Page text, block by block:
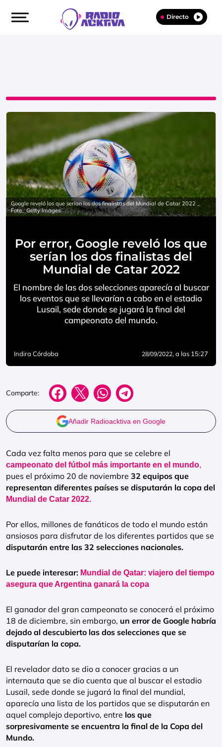
Directo
Google reveló los que serían los dos finalistas del Mundial de Catar 2022 _
Foto_ Getty Images
Por error, Google reveló los que
serían los dos finalistas del
Mundial de Catar 2022
El nombre de las dos selecciones aparecía al buscar
los eventos que se llevarían a cabo en el estadio
Lusail, sede donde se jugará la final del
campeonato del mundo.
Indira Córdoba 28/09/2022, a las 15:27
Comparte:
Añadir Radioacktiva en Google
Cada vez falta menos para que se celebre el
campeonato del fútbol más importante en el mundo,
pues el próximo 20 de noviembre 32 equipos que
representan diferentes países se disputarán la copa del
Mundial de Catar 2022.
Por ellos, millones de fanáticos de todo el mundo están
ansiosos para disfrutar de los diferentes partidos que se
disputarán entre las 32 selecciones nacionales.
Le puede interesar: Mundial de Qatar: viajero del tiempo
asegura que Argentina ganará la copa
El ganador del gran campeonato se conocerá el próximo
18 de diciembre, sin embargo, un error de Google habría
dejado al descubierto las dos selecciones que se
disputarían la copa.
El revelador dato se dio a conocer gracias a un
internauta que se dio cuenta que al buscar el estadio
Lusail, sede donde se jugará la final del mundial,
aparecía una lista de los partidos que se disputarán en
aquel complejo deportivo, entre los que
sorpresivamente se encuentra la final de la Copa del
Mundo.